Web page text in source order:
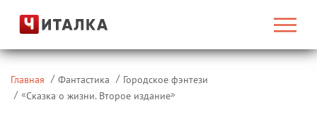
Главная Фантастика
Городское фэнтези
«Сказка о жизни. Второе издание»